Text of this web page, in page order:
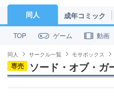
同人 成年コミック
TOP ゲーム 動画
同人 サークル一覧 モサボックス
専売 ソード・オブ・ガ